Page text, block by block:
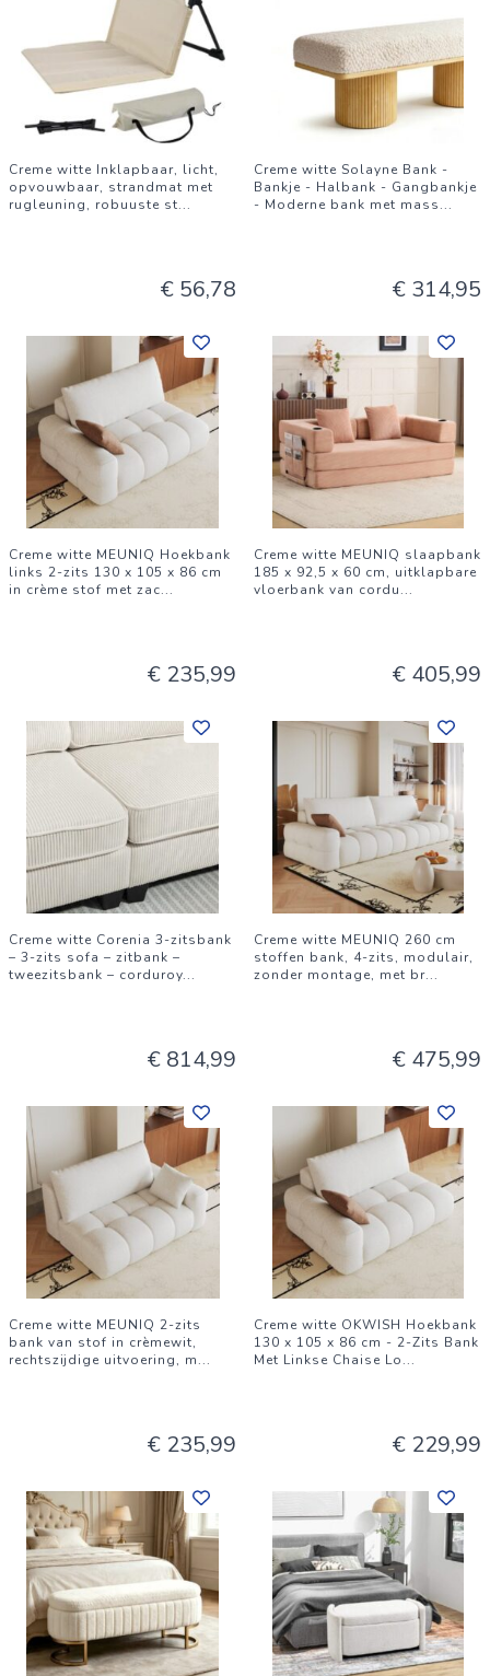
Creme witte Inklapbaar, licht,
opvouwbaar, strandmat met
rugleuning, robuuste st...
€ 56,78
Creme witte Solayne Bank -
Bankje - Halbank - Gangbankje
- Moderne bank met mass...
€ 314,95
Creme witte MEUNIQ Hoekbank
links 2-zits 130 x 105 x 86 cm
in crème stof met zac...
€ 235,99
Creme witte MEUNIQ slaapbank
185 x 92,5 x 60 cm, uitklapbare
vloerbank van cordu...
€ 405,99
Creme witte Corenia 3-zitsbank
– 3-zits sofa – zitbank –
tweezitsbank – corduroy...
€ 814,99
Creme witte MEUNIQ 260 cm
stoffen bank, 4-zits, modulair,
zonder montage, met br...
€ 475,99
Creme witte MEUNIQ 2-zits
bank van stof in crèmewit,
rechtszijdige uitvoering, m...
€ 235,99
Creme witte OKWISH Hoekbank
130 x 105 x 86 cm - 2-Zits Bank
Met Linkse Chaise Lo...
€ 229,99